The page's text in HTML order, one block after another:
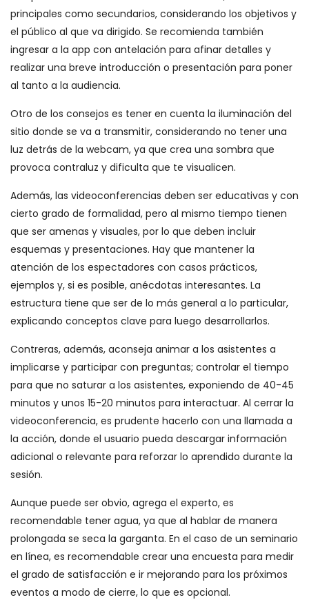
principales como secundarios, considerando los objetivos y
el público al que va dirigido. Se recomienda también
ingresar a la app con antelación para afinar detalles y
realizar una breve introducción o presentación para poner
al tanto a la audiencia.
Otro de los consejos es tener en cuenta la iluminación del
sitio donde se va a transmitir, considerando no tener una
luz detrás de la webcam, ya que crea una sombra que
provoca contraluz y dificulta que te visualicen.
Además, las videoconferencias deben ser educativas y con
cierto grado de formalidad, pero al mismo tiempo tienen
que ser amenas y visuales, por lo que deben incluir
esquemas y presentaciones. Hay que mantener la
atención de los espectadores con casos prácticos,
ejemplos y, si es posible, anécdotas interesantes. La
estructura tiene que ser de lo más general a lo particular,
explicando conceptos clave para luego desarrollarlos.
Contreras, además, aconseja animar a los asistentes a
implicarse y participar con preguntas; controlar el tiempo
para que no saturar a los asistentes, exponiendo de 40-45
minutos y unos 15-20 minutos para interactuar. Al cerrar la
videoconferencia, es prudente hacerlo con una llamada a
la acción, donde el usuario pueda descargar información
adicional o relevante para reforzar lo aprendido durante la
sesión.
Aunque puede ser obvio, agrega el experto, es
recomendable tener agua, ya que al hablar de manera
prolongada se seca la garganta. En el caso de un seminario
en línea, es recomendable crear una encuesta para medir
el grado de satisfacción e ir mejorando para los próximos
eventos a modo de cierre, lo que es opcional.